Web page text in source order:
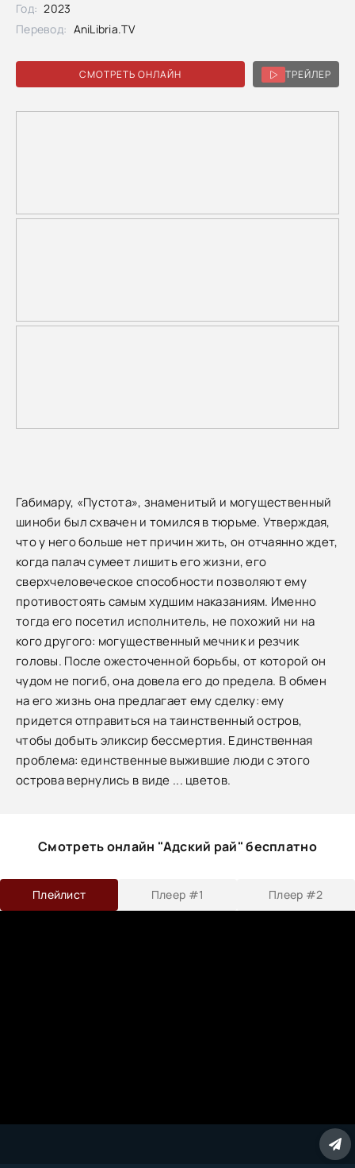
СМОТРЕТЬ ОНЛАЙН ТРЕЙЛЕР
Год: 2023
Перевод: AniLibria.TV
Габимару, «Пустота», знаменитый и могущественный
шиноби был схвачен и томился в тюрьме. Утверждая,
что у него больше нет причин жить, он отчаянно ждет,
когда палач сумеет лишить его жизни, его
сверхчеловеческое способности позволяют ему
противостоять самым худшим наказаниям. Именно
тогда его посетил исполнитель, не похожий ни на
кого другого: могущественный мечник и резчик
головы. После ожесточенной борьбы, от которой он
чудом не погиб, она довела его до предела. В обмен
на его жизнь она предлагает ему сделку: ему
придется отправиться на таинственный остров,
чтобы добыть эликсир бессмертия. Единственная
проблема: единственные выжившие люди с этого
острова вернулись в виде ... цветов.
Смотреть онлайн "Адский рай" бесплатно
Плейлист Плеер #1 Плеер #2